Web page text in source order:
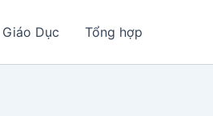
Giáo Dục Tổng hợp